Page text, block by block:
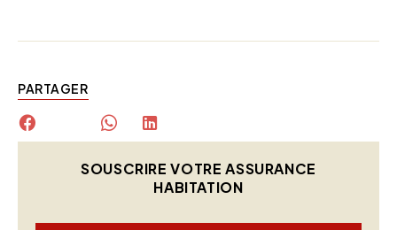
PARTAGER
SOUSCRIRE VOTRE ASSURANCE
HABITATION